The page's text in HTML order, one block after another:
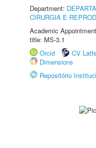
Department:
CIRURGIA E
Academic
title: MS-3.1
Orcid
CV
Dimensions
Repositório